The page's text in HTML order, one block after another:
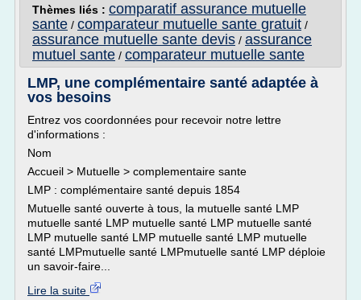
Thèmes liés : comparatif assurance mutuelle
sante / comparateur mutuelle sante gratuit /
assurance mutuelle sante devis / assurance
mutuel sante / comparateur mutuelle sante
LMP, une complémentaire santé adaptée à
vos besoins
Entrez vos coordonnées pour recevoir notre lettre
d'informations :
Nom
Accueil > Mutuelle > complementaire sante
LMP : complémentaire santé depuis 1854
Mutuelle santé ouverte à tous, la mutuelle santé LMP
mutuelle santé LMP mutuelle santé LMP mutuelle santé
LMP mutuelle santé LMP mutuelle santé LMP mutuelle
santé LMPmutuelle santé LMPmutuelle santé LMP déploie
un savoir-faire...
Lire la suite